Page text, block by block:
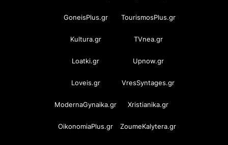
GoneisPlus.gr TourismosPlus.gr
Kultura.gr TVnea.gr
Loatki.gr Upnow.gr
Loveis.gr VresSyntages.gr
ModernaGynaika.gr Xristianika.gr
OikonomiaPlus.gr ZoumeKalytera.gr